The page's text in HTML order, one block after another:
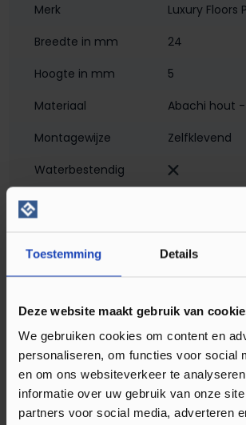
Toestemming Details
Deze website maakt gebruik van
We gebruiken cookies om content en
personaliseren, om functies voor social
en om ons websiteverkeer te
informatie over uw gebruik van onze
partners voor social media, adverteren
Merk
Luxury Floors
Breedte in mm
24
Hoogte in mm
5
Materiaal
Abachi hout
Montagewijze
Zelfklevend
Waterbestendig‎
Soort plint
Omschrijving Plakplint
Plakplinten gebruikt u bij de afwerking
of laminaat vloer. Deze type vloeren
werkingsruimte nodig en leg je dus niet
of kozijnen. Deze ruimte kun je dan ook
met een plakplint in bijpassende kleur